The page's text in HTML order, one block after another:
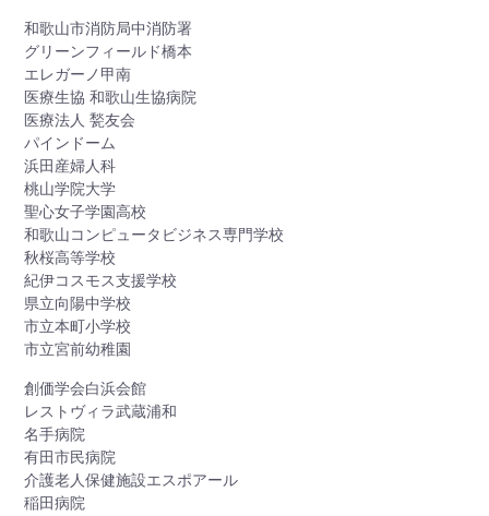
和歌山市消防局中消防署
グリーンフィールド橋本
エレガーノ甲南
医療生協 和歌山生協病院
医療法人 甃友会
パインドーム
浜田産婦人科
桃山学院大学
聖心女子学園高校
和歌山コンピュータビジネス専門学校
秋桜高等学校
紀伊コスモス支援学校
県立向陽中学校
市立本町小学校
市立宮前幼稚園
創価学会白浜会館
レストヴィラ武蔵浦和
名手病院
有田市民病院
介護老人保健施設エスポアール
稲田病院